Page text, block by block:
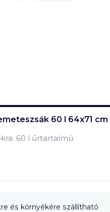
60 l 64x71 cm
60 l űrtartalmú.
és környékére szállítható